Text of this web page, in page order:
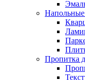
Пропитка